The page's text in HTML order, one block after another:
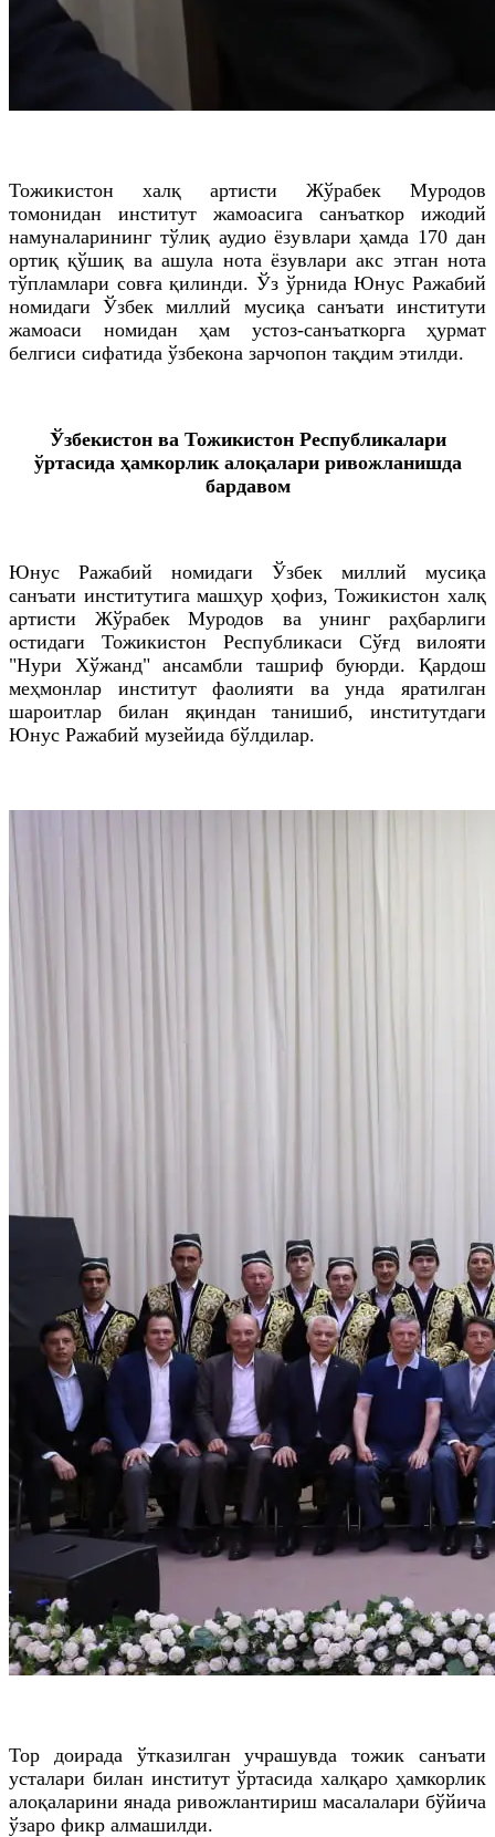
Тожикистон халқ артисти Жўрабек Муродов
томонидан институт жамоасига санъаткор ижодий
намуналарининг тўлиқ аудио ёзувлари ҳамда 170 дан
ортиқ қўшиқ ва ашула нота ёзувлари акс этган нота
тўпламлари совға қилинди. Ўз ўрнида Юнус Ражабий
номидаги Ўзбек миллий мусиқа санъати институти
жамоаси номидан ҳам устоз-санъаткорга ҳурмат
белгиси сифатида ўзбекона зарчопон тақдим этилди.
Ўзбекистон ва Тожикистон Республикалари
ўртасида ҳамкорлик алоқалари ривожланишда
бардавом
Юнус Ражабий номидаги Ўзбек миллий мусиқа
санъати институтига машҳур ҳофиз, Тожикистон халқ
артисти Жўрабек Муродов ва унинг раҳбарлиги
остидаги Тожикистон Республикаси Сўғд вилояти
"Нури Хўжанд" ансамбли ташриф буюрди. Қардош
меҳмонлар институт фаолияти ва унда яратилган
шароитлар билан яқиндан танишиб, институтдаги
Юнус Ражабий музейида бўлдилар.
Тор доирада ўтказилган учрашувда тожик санъати
усталари билан институт ўртасида халқаро ҳамкорлик
алоқаларини янада ривожлантириш масалалари бўйича
ўзаро фикр алмашилди.